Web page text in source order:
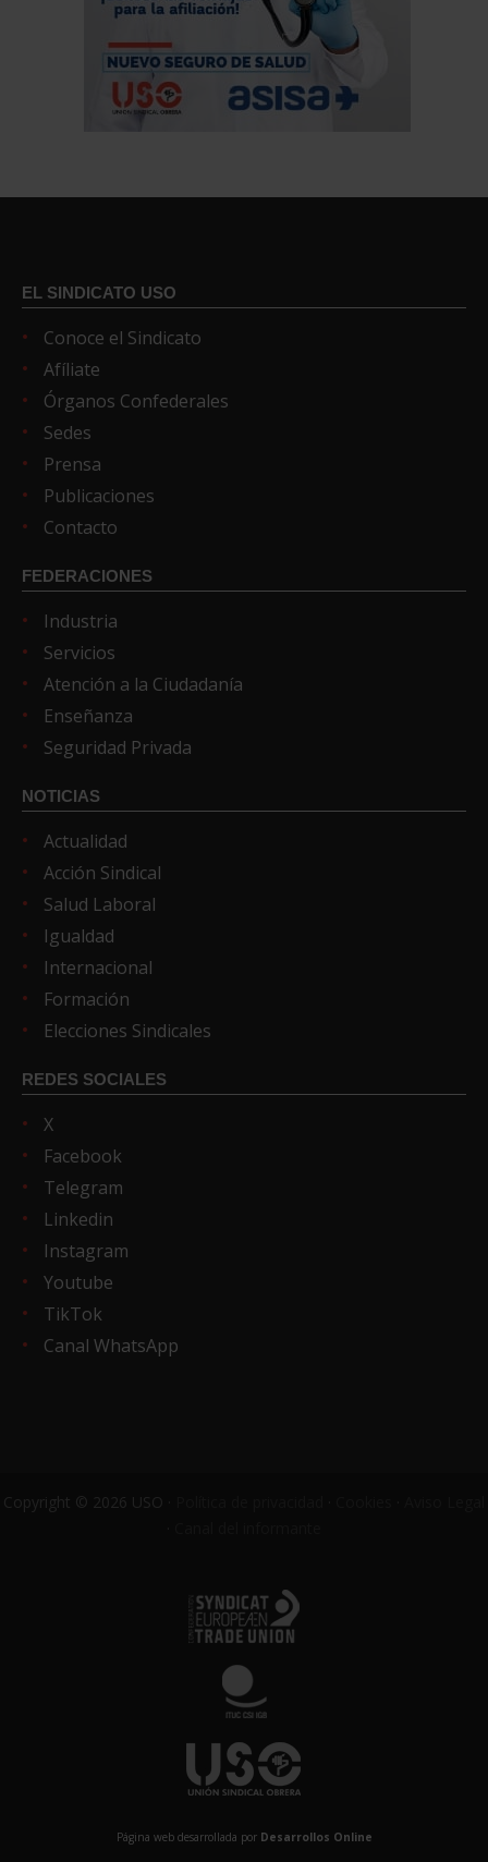
EL SINDICATO USO
Conoce el Sindicato
Afíliate
Órganos Confederales
Sedes
Prensa
Publicaciones
Contacto
FEDERACIONES
Industria
Servicios
Atención a la Ciudadanía
Enseñanza
Seguridad Privada
NOTICIAS
Actualidad
Acción Sindical
Salud Laboral
Igualdad
Internacional
Formación
Elecciones Sindicales
REDES SOCIALES
X
Facebook
Telegram
Linkedin
Instagram
Youtube
TikTok
Canal WhatsApp
Copyright © 2026 USO ·
Página web desarrollada por Desarrollos Online